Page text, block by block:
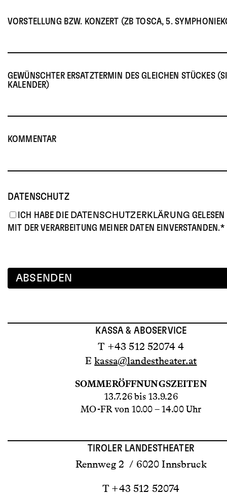
VORSTELLUNG BZW. KONZERT (ZB TOSCA, 5.
GEWÜNSCHTER ERSATZTERMIN DES GLEICHEN STÜCKES
KALENDER)
KOMMENTAR
DATENSCHUTZ
ICH HABE DIE DATENSCHUTZERKLÄRUNG
MIT DER VERARBEITUNG MEINER DATEN EINVERSTANDEN.
ABSENDEN
KASSA & ABOSERVICE
T +43 512 52074 4
Ekassa@landestheater.at
SOMMERÖFFNUNGSZEITEN
13.7.26 bis 13.9.26
MO-FR von 10.00 – 14.00 Uhr
TIROLER LANDESTHEATER
Rennweg 2 / 6020 Innsbruck
T +43 512 52074